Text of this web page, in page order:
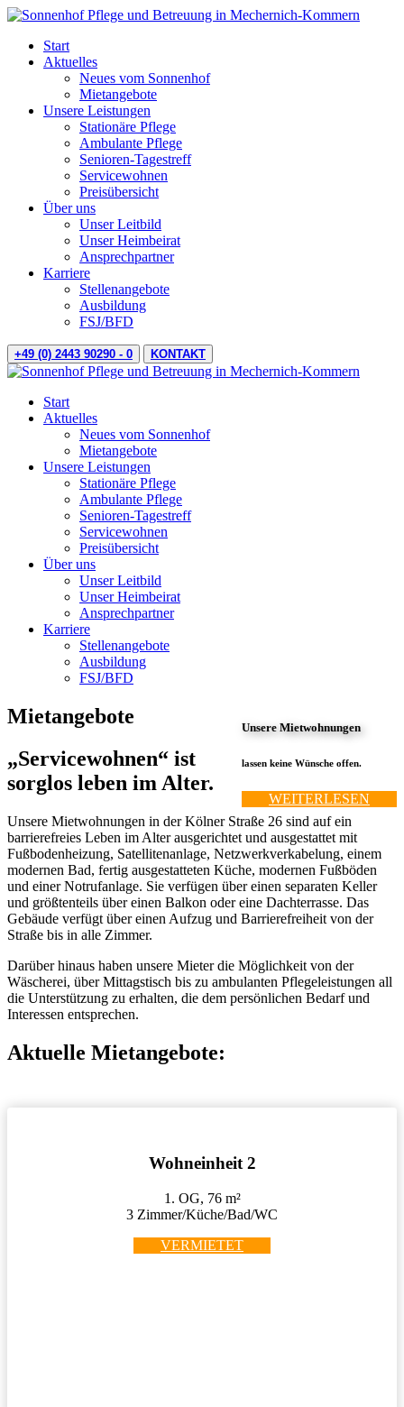
Start
Aktuelles
Neues vom Sonnenhof
Mietangebote
Unsere Leistungen
Stationäre Pflege
Ambulante Pflege
Senioren-Tagestreff
Servicewohnen
Preisübersicht
Über uns
Unser Leitbild
Unser Heimbeirat
Ansprechpartner
Karriere
Stellenangebote
Ausbildung
FSJ/BFD
+49 (0) 2443 90290 - 0 KONTAKT
Start
Aktuelles
Neues vom Sonnenhof
Mietangebote
Unsere Leistungen
Stationäre Pflege
Ambulante Pflege
Senioren-Tagestreff
Servicewohnen
Preisübersicht
Über uns
Unser Leitbild
Unser Heimbeirat
Ansprechpartner
Karriere
Stellenangebote
Ausbildung
FSJ/BFD
Unsere Mietwohnungen
lassen keine Wünsche offen.
WEITERLESEN
Mietangebote
„Servicewohnen“ ist
sorglos leben im Alter.
Unsere Mietwohnungen in der Kölner Straße 26 sind auf ein
barrierefreies Leben im Alter ausgerichtet und ausgestattet mit
Fußbodenheizung, Satellitenanlage, Netzwerkverkabelung, einem
modernen Bad, fertig ausgestatteten Küche, modernen Fußböden
und einer Notrufanlage. Sie verfügen über einen separaten Keller
und größtenteils über einen Balkon oder eine Dachterrasse. Das
Gebäude verfügt über einen Aufzug und Barrierefreiheit von der
Straße bis in alle Zimmer.
Darüber hinaus haben unsere Mieter die Möglichkeit von der
Wäscherei, über Mittagstisch bis zu ambulanten Pflegeleistungen all
die Unterstützung zu erhalten, die dem persönlichen Bedarf und
Interessen entsprechen.
Aktuelle Mietangebote:
Wohneinheit 2
1. OG, 76 m²
3 Zimmer/Küche/Bad/WC
VERMIETET